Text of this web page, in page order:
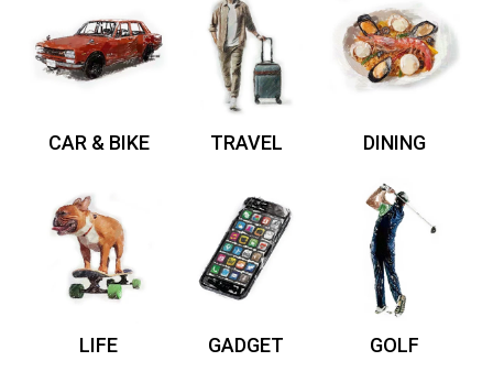
CAR & BIKE TRAVEL DINING
LIFE GADGET GOLF